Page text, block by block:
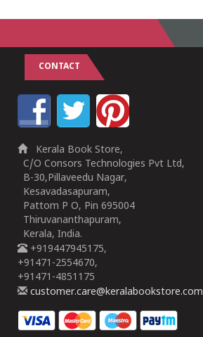
CONTACT
Kerala Book Store,
C/O Consors Technologies Pvt Ltd,
B-30,Pillaveedu Nagar,
Kesavadasapuram,
Pattom P O, Pin 695004
Thiruvananthapuram,
Kerala, India.
+919447945175,
+91471-2554670,
+91471-4851175
customer.care@keralabookstore.com